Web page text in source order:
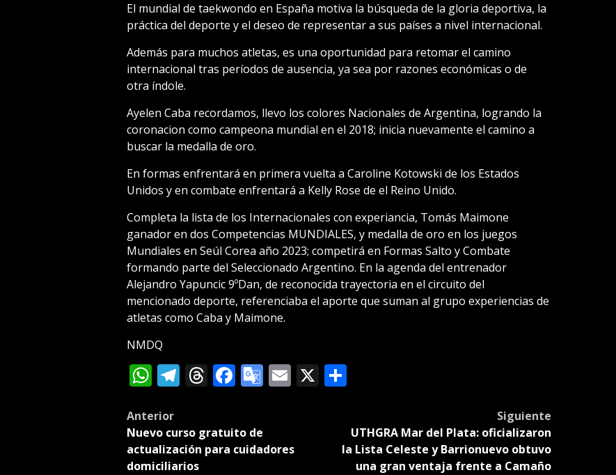
El mundial de taekwondo en España motiva la búsqueda de la gloria deportiva, la
práctica del deporte y el deseo de representar a sus países a nivel internacional.
Además para muchos atletas, es una oportunidad para retomar el camino
internacional tras períodos de ausencia, ya sea por razones económicas o de
otra índole.
Ayelen Caba recordamos, llevo los colores Nacionales de Argentina, logrando la
coronacion como campeona mundial en el 2018; inicia nuevamente el camino a
buscar la medalla de oro.
En formas enfrentará en primera vuelta a Caroline Kotowski de los Estados
Unidos y en combate enfrentará a Kelly Rose de el Reino Unido.
Completa la lista de los Internacionales con experiancia, Tomás Maimone
ganador en dos Competencias MUNDIALES, y medalla de oro en los juegos
Mundiales en Seúl Corea año 2023; competirá en Formas Salto y Combate
formando parte del Seleccionado Argentino. En la agenda del entrenador
Alejandro Yapuncic 9ºDan, de reconocida trayectoria en el circuito del
mencionado deporte, referenciaba el aporte que suman al grupo experiencias de
atletas como Caba y Maimone.
NMDQ
WhatsApp
Telegram
Threads
Facebook
Google
Email
X Compartir
Post
navigation
Anterior
Nuevo curso gratuito de
actualización para cuidadores
domiciliarios
Siguiente
UTHGRA Mar del Plata: oficializaron
la Lista Celeste y Barrionuevo obtuvo
una gran ventaja frente a Camaño